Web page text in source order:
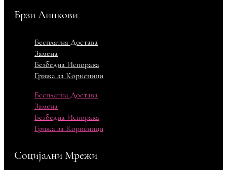
Брзи Линкови
Бесплатна Достава
Замена
Безбедна Испорака
Грижа за Корисници
Бесплатна Достава
Замена
Безбедна Испорака
Грижа за Корисници
Социјални Мрежи